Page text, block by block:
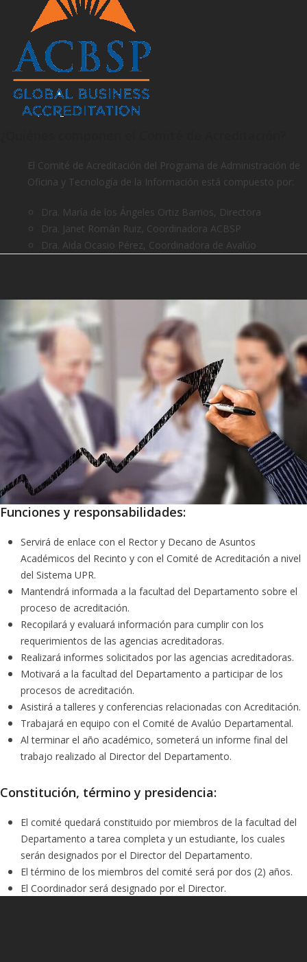
El Comité de Acreditación del Programa de Administración de
Oficina y Tecnología de la Información está compuesto por:
Dra. María de los Ángeles Ortiz Barrios, Directora
Dra. Janet Román Ruiz, Coordinadora ACBSP
Dra. Aida Ocasio Pérez, Coordinadora de Avalúo
Funciones y responsabilidades:
Servirá de enlace con el Rector y Decano de Asuntos
Académicos del Recinto y con el Comité de Acreditación a nivel
del Sistema UPR.
Mantendrá informada a la facultad del Departamento sobre el
proceso de acreditación.
Recopilará y evaluará información para cumplir con los
requerimientos de las agencias acreditadoras.
Realizará informes solicitados por las agencias acreditadoras.
Motivará a la facultad del Departamento a participar de los
procesos de acreditación.
Asistirá a talleres y conferencias relacionadas con Acreditación.
Trabajará en equipo con el Comité de Avalúo Departamental.
Al terminar el año académico, someterá un informe final del
trabajo realizado al Director del Departamento.
Constitución, término y presidencia:
El comité quedará constituido por miembros de la facultad del
Departamento a tarea completa y un estudiante, los cuales
serán designados por el Director del Departamento.
El término de los miembros del comité será por dos (2) años.
El Coordinador será designado por el Director.